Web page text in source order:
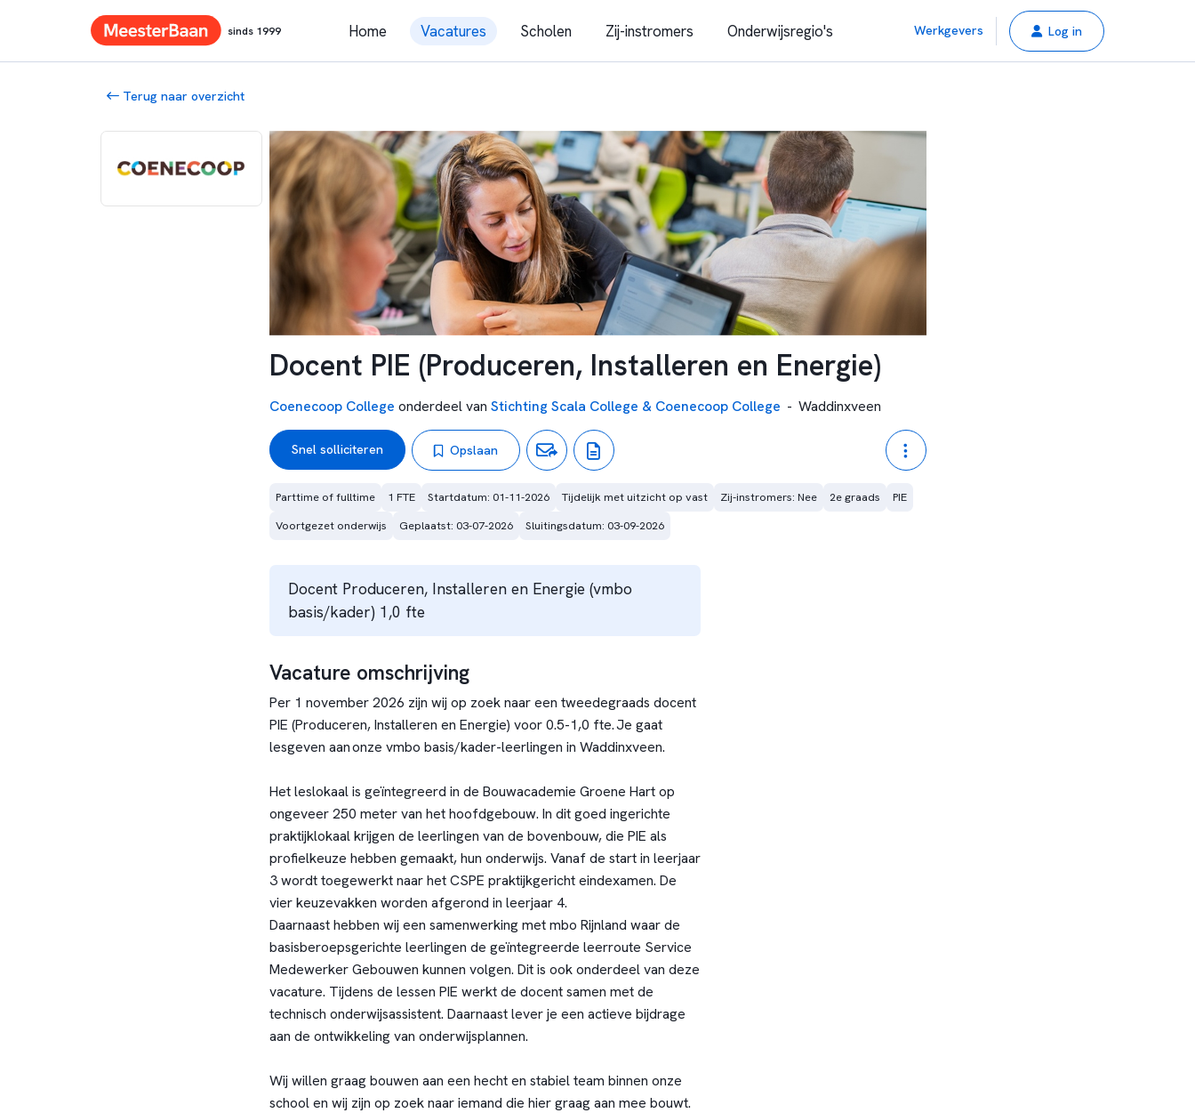
sinds 1999 Home Vacatures Scholen Zij-instromers Onderwijsregio's Werkgevers Log in
Terug naar overzicht
Docent PIE (Produceren, Installeren en Energie)
Coenecoop College onderdeel van Stichting Scala College & Coenecoop College - Waddinxveen
Snel solliciteren Opslaan
Parttime of fulltime 1 FTE Startdatum: 01-11-2026 Tijdelijk met uitzicht op vast Zij-instromers: Nee 2e graads
PIE
Voortgezet onderwijs
Geplaatst: 03-07-2026 Sluitingsdatum: 03-09-2026
Docent Produceren, Installeren en Energie (vmbo
basis/kader) 1,0 fte
Vacature omschrijving
Per 1 november 2026 zijn wij op zoek naar een tweedegraads docent
PIE (Produceren, Installeren en Energie) voor 0.5-1,0 fte. Je gaat
lesgeven aan onze vmbo basis/kader-leerlingen in Waddinxveen.
Het leslokaal is geïntegreerd in de Bouwacademie Groene Hartop
ongeveer 250 meter van het hoofdgebouw. In dit goed ingerichte
praktijklokaal krijgen de leerlingen van de bovenbouw, die PIE als
profielkeuze hebben gemaakt, hun onderwijs. Vanaf de start in leerjaar
3 wordt toegewerkt naar het CSPE praktijkgericht eindexamen. De
vier keuzevakken worden afgerond in leerjaar 4.
Daarnaast hebben wij een samenwerking met mbo Rijnland waar de
basisberoepsgerichte leerlingen de geïntegreerde leerroute Service
Medewerker Gebouwen kunnen volgen. Dit is ook onderdeel van deze
vacature. Tijdens de lessen PIE werkt de docent samen met de
technisch onderwijsassistent. Daarnaast lever je een actieve bijdrage
aan de ontwikkeling van onderwijsplannen.
Wij willen graag bouwen aan een hecht en stabiel team binnen onze
school en wij zijn op zoek naar iemand die hier graag aan mee bouwt.